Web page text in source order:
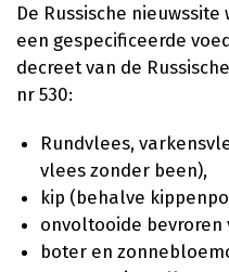
De Russische
een gespecificeerde
decreet van de
nr 530:
Rundvlees,
vlees zonder been),
kip (behalve
onvoltooide bevroren
boter en